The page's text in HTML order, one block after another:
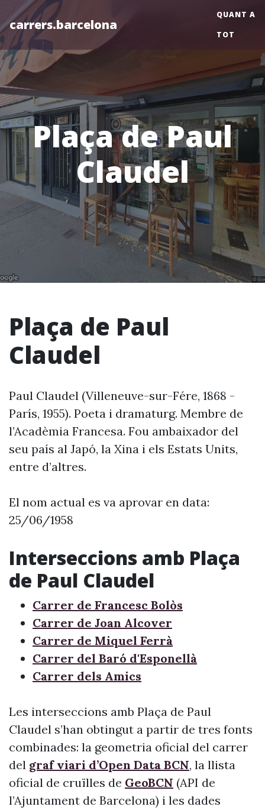
carrers.barcelona
QUANT A
TOT
Plaça de Paul
Claudel
Plaça de Paul
Claudel
Paul Claudel (Villeneuve-sur-Fére, 1868 -
París, 1955). Poeta i dramaturg. Membre de
l’Acadèmia Francesa. Fou ambaixador del
seu país al Japó, la Xina i els Estats Units,
entre d’altres.
El nom actual es va aprovar en data:
25/06/1958
Interseccions amb Plaça
de Paul Claudel
Carrer de Francesc Bolòs
Carrer de Joan Alcover
Carrer de Miquel Ferrà
Carrer del Baró d'Esponellà
Carrer dels Amics
Les interseccions amb Plaça de Paul
Claudel s’han obtingut a partir de tres fonts
combinades: la geometria oficial del carrer
del graf viari d’Open Data BCN, la llista
oficial de cruïlles de GeoBCN (API de
l’Ajuntament de Barcelona) i les dades